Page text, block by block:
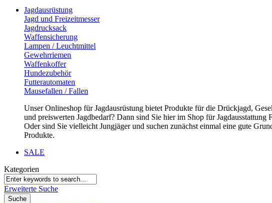
Jagdausrüstung
Jagd und Freizeitmesser
Jagdrucksack
Waffensicherung
Lampen / Leuchtmittel
Gewehrriemen
Waffenkoffer
Hundezubehör
Futterautomaten
Mausefallen / Fallen
Unser Onlineshop für Jagdausrüstung bietet Produkte für die Drückjagd,
und preiswerten Jagdbedarf? Dann sind Sie hier im Shop für
Oder sind Sie vielleicht Jungjäger und suchen zunächst einmal eine gute
Produkte.
SALE
Kategorien
Erweiterte Suche
Suche